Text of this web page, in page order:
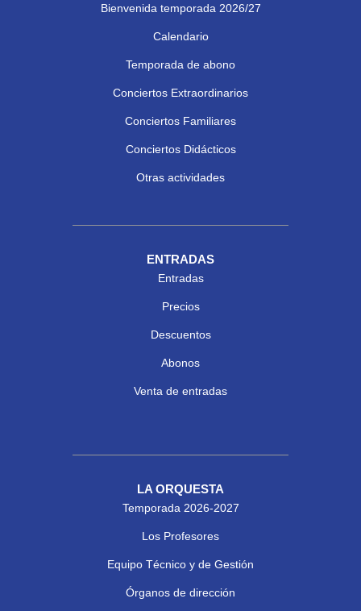
Bienvenida temporada 2026/27
Calendario
Temporada de abono
Conciertos Extraordinarios
Conciertos Familiares
Conciertos Didácticos
Otras actividades
ENTRADAS
Entradas
Precios
Descuentos
Abonos
Venta de entradas
LA ORQUESTA
Temporada 2026-2027
Los Profesores
Equipo Técnico y de Gestión
Órganos de dirección